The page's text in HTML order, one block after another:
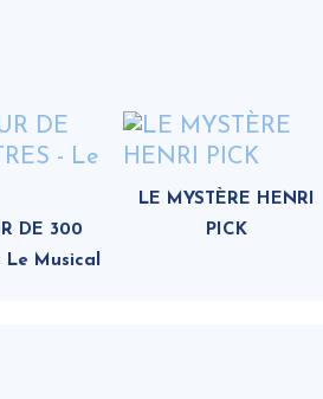
DE 300
Le Musical
LE MYSTÈRE HENRI
PICK